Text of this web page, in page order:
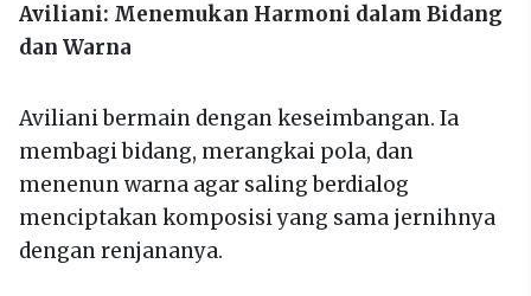
Aviliani: Menemukan Harmoni dalam Bidang
dan Warna
Aviliani bermain dengan keseimbangan. Ia
membagi bidang, merangkai pola, dan
menenun warna agar saling berdialog
menciptakan komposisi yang sama jernihnya
dengan renjananya.